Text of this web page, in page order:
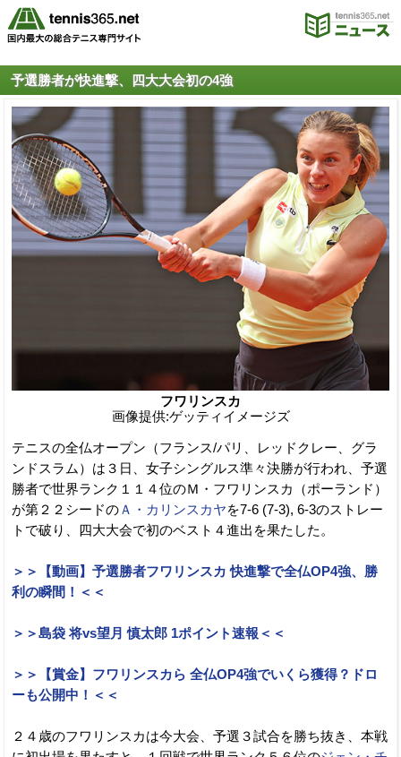
予選勝者が快進撃、四大大会初の4強
フワリンスカ
画像提供:ゲッティイメージズ
テニスの全仏オープン（フランス/パリ、レッドクレー、グラ
ンドスラム）は３日、女子シングルス準々決勝が行われ、予選
勝者で世界ランク１１４位のＭ・フワリンスカ（ポーランド）
が第２２シードのＡ・カリンスカヤを7-6 (7-3), 6-3のストレー
トで破り、四大大会で初のベスト４進出を果たした。
＞＞【動画】予選勝者フワリンスカ 快進撃で全仏OP4強、勝
利の瞬間！＜＜
＞＞島袋 将vs望月 慎太郎 1ポイント速報＜＜
＞＞【賞金】フワリンスカら 全仏OP4強でいくら獲得？ドロ
ーも公開中！＜＜
２４歳のフワリンスカは今大会、予選３試合を勝ち抜き、本戦